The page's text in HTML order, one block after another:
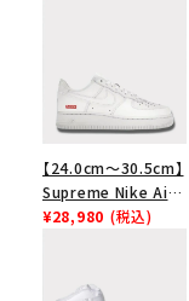
【24.0cm～30.5cm】
Supreme Nike Air
Force 1 Low シュプ
ューズ ホワイト
¥28,980 (税込)